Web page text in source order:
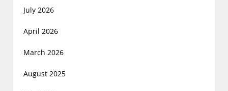
July 2026
April 2026
March 2026
August 2025